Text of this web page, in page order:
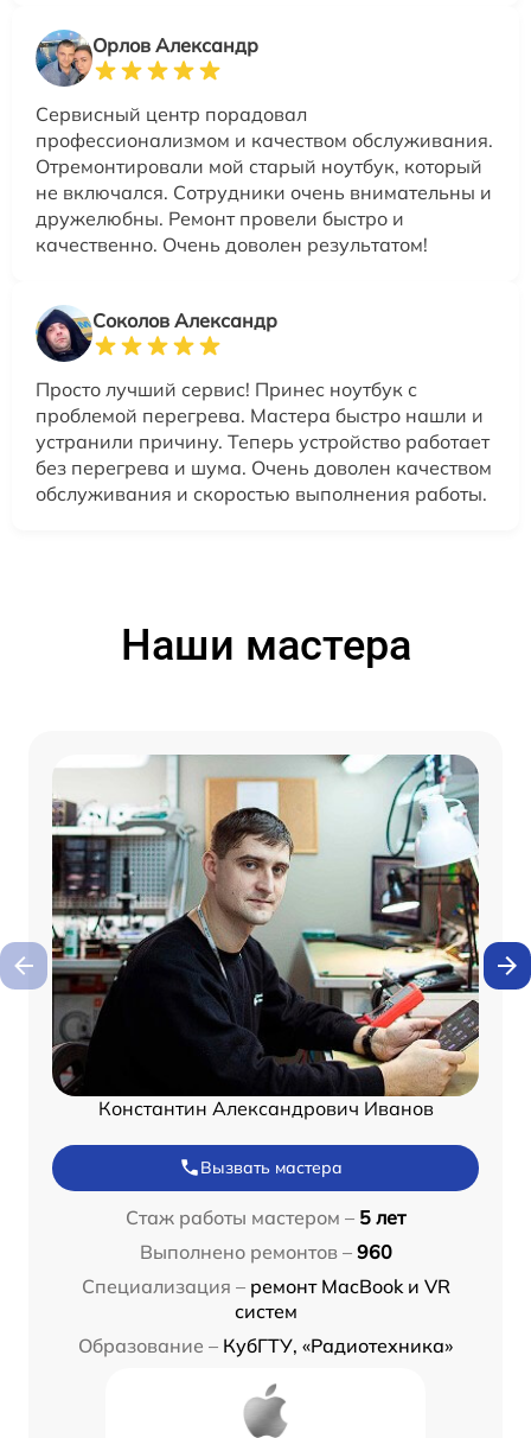
Орлов Александр
Сервисный центр порадовал
профессионализмом и качеством обслуживания.
Отремонтировали мой старый ноутбук, который
не включался. Сотрудники очень внимательны и
дружелюбны. Ремонт провели быстро и
качественно. Очень доволен результатом!
Соколов Александр
Просто лучший сервис! Принес ноутбук с
проблемой перегрева. Мастера быстро нашли и
устранили причину. Теперь устройство работает
без перегрева и шума. Очень доволен качеством
обслуживания и скоростью выполнения работы.
Наши мастера
Константин Александрович Иванов
Вызвать мастера
Стаж работы мастером – 5 лет
Выполнено ремонтов – 960
Специализация – ремонт MacBook и VR
систем
Образование – КубГТУ, «Радиотехника»